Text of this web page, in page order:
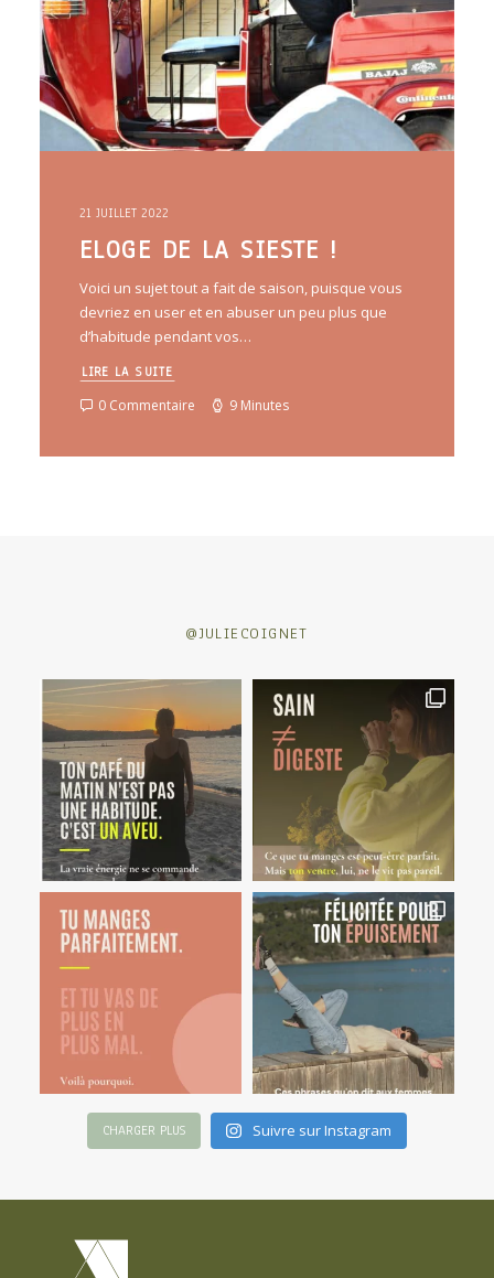
21 JUILLET 2022
ELOGE DE LA SIESTE !
Voici un sujet tout a fait de saison, puisque vous
devriez en user et en abuser un peu plus que
d’habitude pendant vos…
LIRE LA SUITE
0 Commentaire 9 Minutes
@JULIECOIGNET
CHARGER PLUS Suivre sur Instagram